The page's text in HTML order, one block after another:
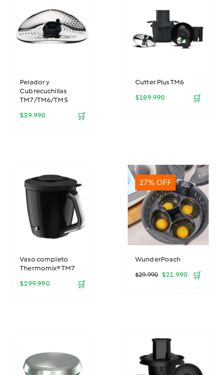
Pelador y
Cubrecuchillas
TM7/TM6/TM5
$39.990 🛒
Cutter Plus TM6
$189.990 🛒
Vaso completo
Thermomix® TM7
$299.990 🛒
27% OFF
WunderPoach
$29.990 El
$29.990.
$21.990El 🛒